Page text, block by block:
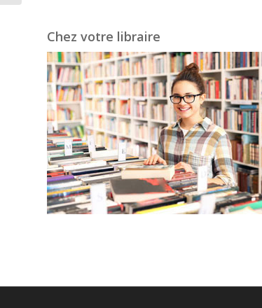
Chez votre libraire